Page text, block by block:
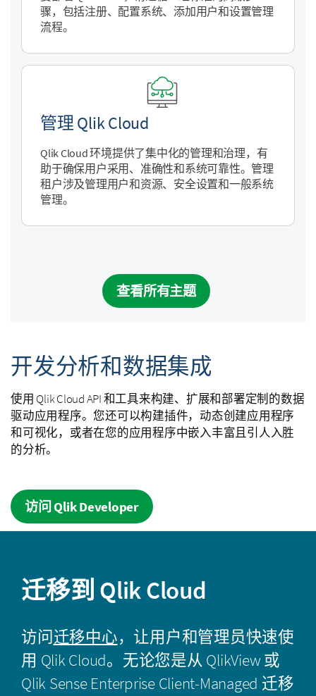
骤，包括注册、配置系统、添加用户和设置管理
流程。
管理Qlik Cloud
Qlik Cloud环境提供了集中化的管理和治理，有
助于确保用户采用、准确性和系统可靠性。管理
租户涉及管理用户和资源、安全设置和一般系统
管理。
查看所有主题
开发分析和数据集成
使用 Qlik CloudAPI 和工具来构建、扩展和部署定制的数据
驱动应用程序。您还可以构建插件，动态创建应用程序
和可视化，或者在您的应用程序中嵌入丰富且引人入胜
的分析。
访问 Qlik Developer
迁移到 Qlik Cloud
访问迁移中心，让用户和管理员快速使
用 Qlik Cloud。无论您是从 QlikView 或
Qlik Sense Enterprise Client-Managed 迁移